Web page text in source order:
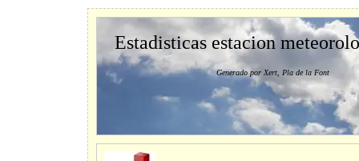
Estadisticas estacion
Generado por Xert, Pla de la Font